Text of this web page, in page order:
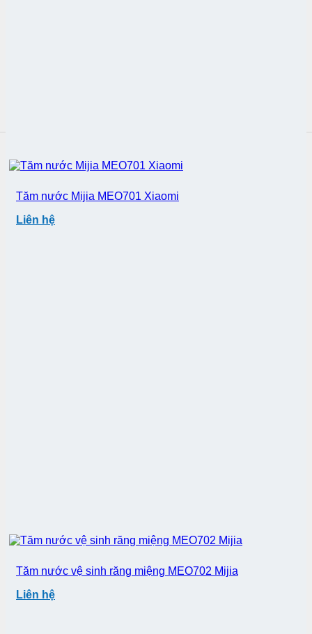
Tăm nước Mijia MEO701 Xiaomi
Liên hệ
Tăm nước vệ sinh răng miệng MEO702 Mijia
Liên hệ